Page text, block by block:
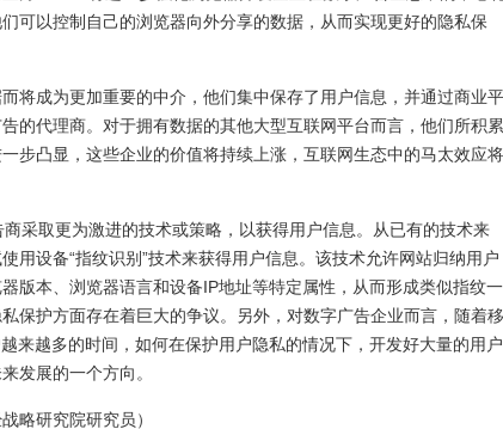
可以控制自己的浏览器向外分享的数据，从而实现更好的隐私保
将成为更加重要的中介，他们集中保存了用户信息，并通过商业平
的代理商。对于拥有数据的其他大型互联网平台而言，他们所积累
步凸显，这些企业的价值将持续上涨，互联网生态中的马太效应将
采取更为激进的技术或策略，以获得用户信息。从已有的技术来
用设备“指纹识别”技术来获得用户信息。该技术允许网站归纳用户
版本、浏览器语言和设备IP地址等特定属性，从而形成类似指纹一
保护方面存在着巨大的争议。另外，对数字广告企业而言，随着移
来越多的时间，如何在保护用户隐私的情况下，开发好大量的用户
发展的一个方向。
略研究院研究员）